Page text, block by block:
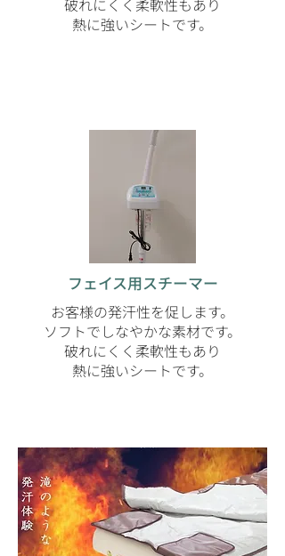
​破れにくく柔軟性もあり
熱に強いシートです。
フェイス用スチーマー
お客様の発汗性を促します。
ソフトでしなやかな素材です。
​破れにくく柔軟性もあり
熱に強いシートです。